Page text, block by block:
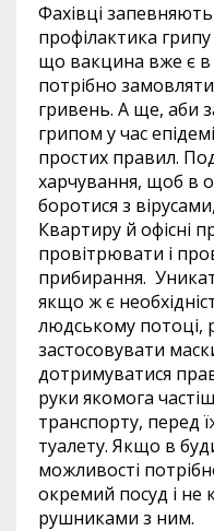
Фахівці
профілактика
що вакцина вже є в
потрібно
гривень. А ще, аби
грипом у час
простих правил.
харчування, щоб в
боротися з
Квартиру й офісні
провітрювати і
прибирання.
якщо ж є
людському потоці,
застосовувати
дотримуватися
руки якомога
транспорту, перед
туалету. Якщо в
можливості
окремий посуд і не
рушниками з ним.